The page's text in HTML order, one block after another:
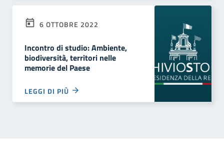
6 OTTOBRE 2022
Incontro di studio: Ambiente,
biodiversità, territori nelle
memorie del Paese
LEGGI DI PIÙ